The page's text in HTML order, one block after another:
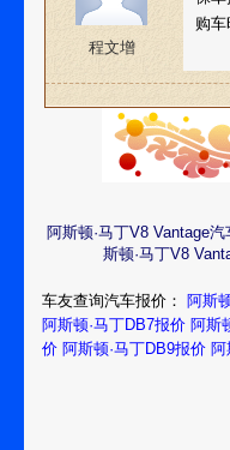
程文增
购车
阿斯顿·马丁V8 Vantage
斯顿·马丁V8
车友查询汽车报价： 阿斯
阿斯顿·马丁DB7报价 阿斯
价 阿斯顿·马丁DB9报价 阿